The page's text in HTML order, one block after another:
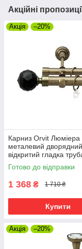
Акційні
Акція –20%
Карниз Orvit
металевий дворядний
відкритий гладка
металеве Антик
см (00-00024370)
Готово до відправки
1 368 ₴ 1 710 ₴
Купити
Акція –20%